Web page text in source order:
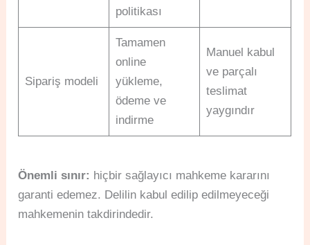
politikası
Sipariş modeli
Tamamen
online
yükleme,
ödeme ve
indirme
Manuel kabul
ve parçalı
teslimat
yaygındır
Önemli sınır: hiçbir sağlayıcı mahkeme kararını
garanti edemez. Delilin kabul edilip edilmeyeceği
mahkemenin takdirindedir.